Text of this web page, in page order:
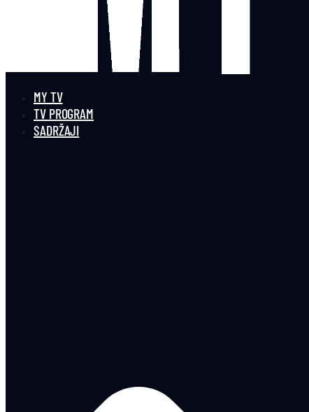
MY TV
TV PROGRAM
SADRŽAJI